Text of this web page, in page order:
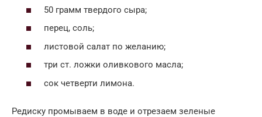
50 грамм твердого сыра;
перец, соль;
листовой салат по желанию;
три ст. ложки оливкового масла;
сок четверти лимона.
Редиску промываем в воде и отрезаем зеленые